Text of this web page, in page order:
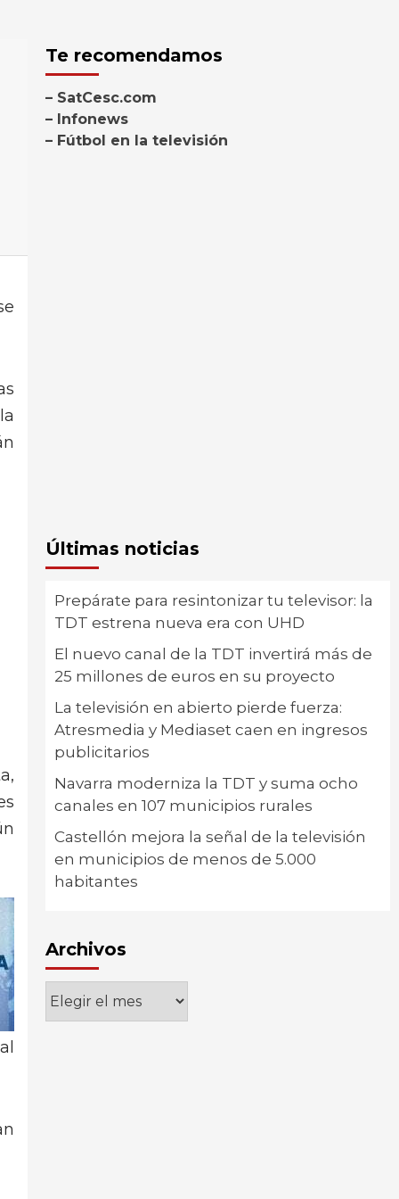
Te recomendamos
– SatCesc.com
– Infonews
– Fútbol en la televisión
Últimas noticias
Prepárate para resintonizar tu televisor: la
TDT estrena nueva era con UHD
El nuevo canal de la TDT invertirá más de
25 millones de euros en su proyecto
La televisión en abierto pierde fuerza:
Atresmedia y Mediaset caen en ingresos
publicitarios
Navarra moderniza la TDT y suma ocho
canales en 107 municipios rurales
Castellón mejora la señal de la televisión
en municipios de menos de 5.000
habitantes
Archivos
Archivos